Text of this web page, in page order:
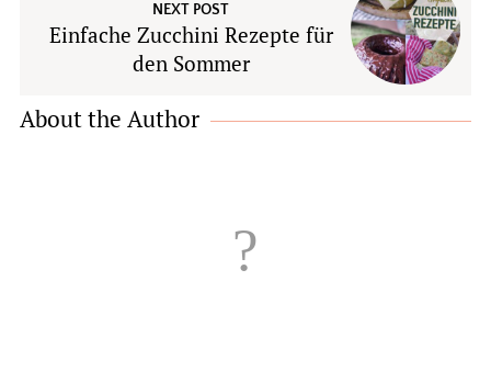
NEXT POST
Einfache Zucchini Rezepte für
den Sommer
About the Author